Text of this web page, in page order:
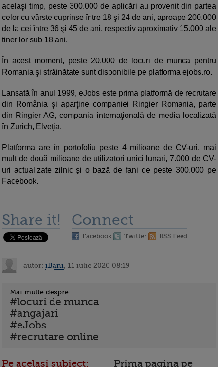
acelaşi timp, peste 300.000 de aplicări au provenit din partea
celor cu vârste cuprinse între 18 şi 24 de ani, aproape 200.000
de la cei între 36 şi 45 de ani, respectiv aproximativ 15.000 ale
tinerilor sub 18 ani.
În acest moment, peste 20.000 de locuri de muncă pentru
Romania şi străinătate sunt disponibile pe platforma ejobs.ro.
Lansată în anul 1999, eJobs este prima platformă de recrutare
din România şi aparţine companiei Ringier Romania, parte
din Ringier AG, compania internaţională de media localizată
în Zurich, Elveţia.
Platforma are în portofoliu peste 4 milioane de CV-uri, mai
mult de două milioane de utilizatori unici lunari, 7.000 de CV-
uri actualizate zilnic şi o bază de fani de peste 300.000 pe
Facebook.
Share it! Connect
Facebook Twitter RSS Feed
autor: iBani , 11 iulie 2020 08:19
Mai multe despre:
#locuri de munca
#angajari
#eJobs
#recrutare online
Pe acelasi subiect:
Prima pagina pe